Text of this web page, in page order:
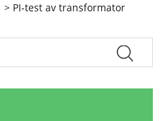
> PI-test av transformator